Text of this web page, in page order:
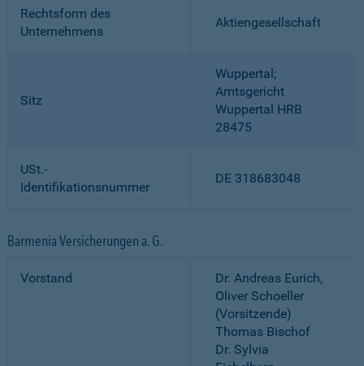
Rechtsform des
Unternehmens
Aktiengesellschaft
Sitz
Wuppertal;
Amtsgericht
Wuppertal HRB
28475
USt.-
Identifikationsnummer
DE 318683048
Barmenia Versicherungen a. G.
Vorstand
Dr. Andreas Eurich,
Oliver Schoeller
(Vorsitzende)
Thomas Bischof
Dr. Sylvia